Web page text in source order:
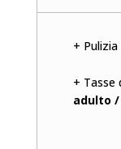
+
+ Tasse
adulto